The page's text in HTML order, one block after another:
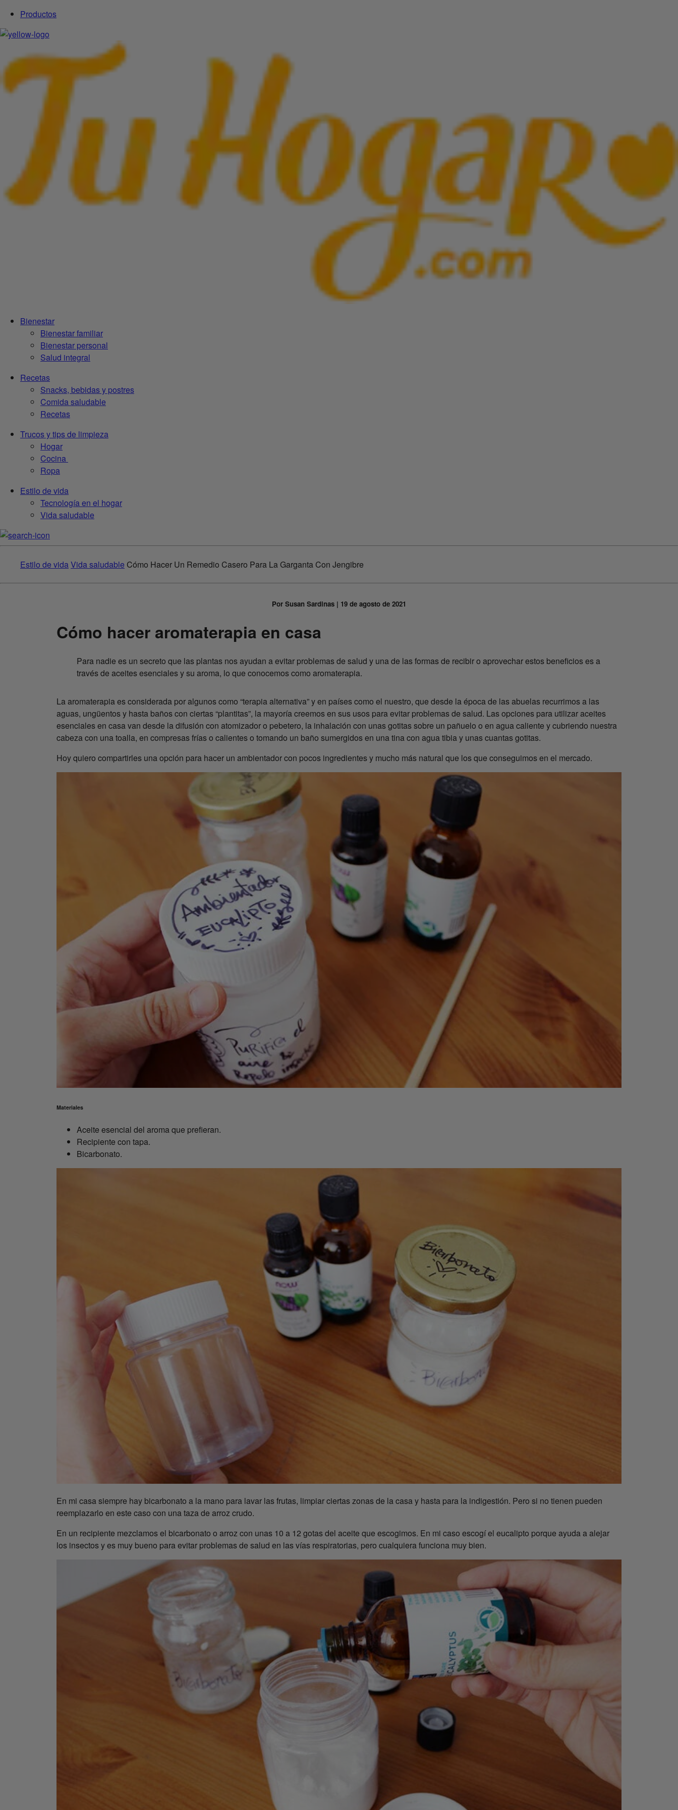
Productos
Bienestar
Bienestar familiar
Bienestar personal
Salud integral
Recetas
Snacks, bebidas y postres
Comida saludable
Recetas
Trucos y tips de limpieza
Hogar
Cocina
Ropa
Estilo de vida
Tecnología en el hogar
Vida saludable
Estilo de vidaVida saludable Cómo Hacer Un Remedio Casero Para La Garganta Con Jengibre
Por Susan Sardinas | 19 de agosto de 2021
Cómo hacer aromaterapia en casa
Para nadie es un secreto que las plantas nos ayudan a evitar problemas de salud y una de las formas de recibir o aprovechar estos beneficios es a
través de aceites esenciales y su aroma, lo que conocemos como aromaterapia.
La aromaterapia es considerada por algunos como “terapia alternativa” y en países como el nuestro, que desde la época de las abuelas recurrimos a las
aguas, ungüentos y hasta baños con ciertas “plantitas”, la mayoría creemos en sus usos para evitar problemas de salud. Las opciones para utilizar aceites
esenciales en casa van desde la difusión con atomizador o pebetero, la inhalación con unas gotitas sobre un pañuelo o en agua caliente y cubriendo nuestra
cabeza con una toalla, en compresas frías o calientes o tomando un baño sumergidos en una tina con agua tibia y unas cuantas gotitas.
Hoy quiero compartirles una opción para hacer un ambientador con pocos ingredientes y mucho más natural que los que conseguimos en el mercado.
Materiales
Aceite esencial del aroma que prefieran.
Recipiente con tapa.
Bicarbonato.
En mi casa siempre hay bicarbonato a la mano para lavar las frutas, limpiar ciertas zonas de la casa y hasta para la indigestión. Pero si no tienen pueden
reemplazarlo en este caso con una taza de arroz crudo.
En un recipiente mezclamos el bicarbonato o arroz con unas 10 a 12 gotas del aceite que escogimos. En mi caso escogí el eucalipto porque ayuda a alejar
los insectos y es muy bueno para evitar problemas de salud en las vías respiratorias, pero cualquiera funciona muy bien.